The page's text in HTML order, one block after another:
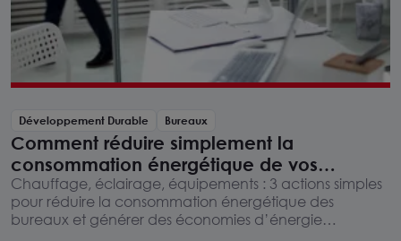
Développement Durable Bureaux
Comment réduire simplement la
consommation énergétique de vos
bureaux ?
Chauffage, éclairage, équipements : 3 actions simples
pour réduire la consommation énergétique des
bureaux et générer des économies d’énergie